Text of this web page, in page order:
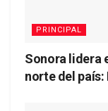
PRINCIPAL
Sonora lidera
norte del país: